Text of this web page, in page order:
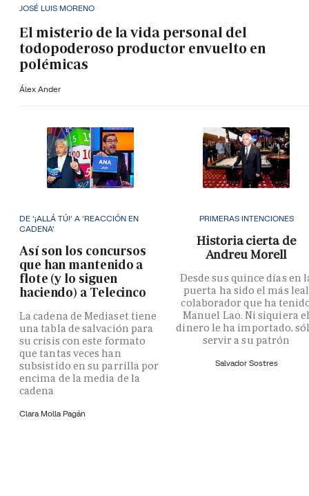
JOSÉ LUIS MORENO
El misterio de la vida personal del
todopoderoso productor envuelto en
polémicas
Álex Ander
DE '¡ALLÁ TÚ!' A 'REACCIÓN EN
CADENA'
Así son los concursos
que han mantenido a
flote (y lo siguen
haciendo) a Telecinco
La cadena de Mediaset tiene
una tabla de salvación para
su crisis con este formato
que tantas veces han
subsistido en su parrilla por
encima de la media de la
cadena
Clara Molla Pagán
PRIMERAS INTENCIONES
Historia cierta de
Andreu Morell
Desde sus quince días en
puerta ha sido el más leal
colaborador que ha
Manuel Lao. Ni siquiera
dinero le ha importado,
servir a su patrón
Salvador Sostres